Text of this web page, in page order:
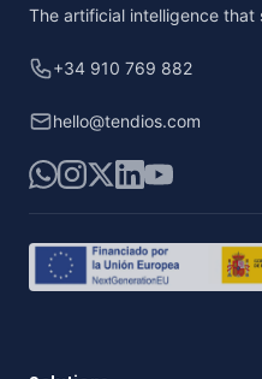
The artificial intelligence
+34 910 769 882
hello@tendios.com
WhatsApp
Instagram
X LinkedIn
YouTube